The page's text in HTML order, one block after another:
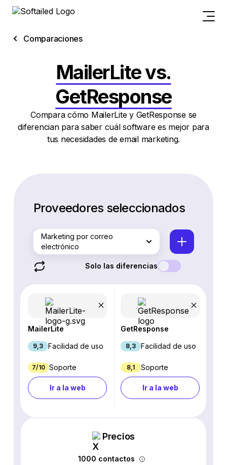
Comparaciones
MailerLite vs.
GetResponse
Compara cómo MailerLite y GetResponse se
diferencian para saber cuál software es mejor para
tus necesidades de email marketing.
Proveedores seleccionados
Marketing por correo
electrónico
Solo las diferencias
MailerLite
9,3 Facilidad de uso
7/10 Soporte
Ir a la web
GetResponse
8,3 Facilidad de uso
8,1 Soporte
Ir a la web
Precios
1000 contactos